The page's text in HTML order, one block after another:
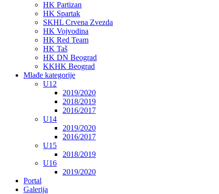
HK Partizan
HK Spartak
SKHL Crvena Zvezda
HK Vojvodina
HK Red Team
HK Taš
HK DN Beograd
KKHK Beograd
Mlađe kategorije
U12
2019/2020
2018/2019
2016/2017
U14
2019/2020
2016/2017
U15
2018/2019
U16
2019/2020
Portal
Galerija